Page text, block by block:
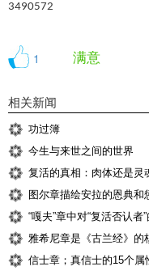
3490572
1 满意
相关新闻
功过簿
今生与来世之间的世界
复活的真相：肉体还是灵
图尔章描绘安拉的恩典和
“嘎夫”章中对“复活否认者
雅希尼章是《古兰经》的
信士章；真信士的15个属